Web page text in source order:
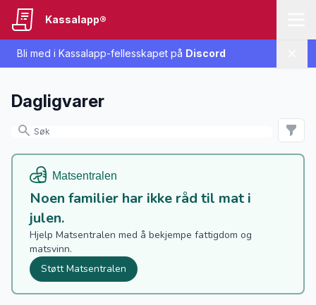
Bli med i Kassalapp-fellesskapet på Discord
Kassalapp®
Dagligvarer
Noen familier har ikke råd til mat i
julen.
Hjelp Matsentralen med å bekjempe fattigdom og
matsvinn.
Støtt Matsentralen